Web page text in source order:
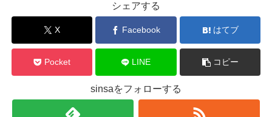
シェアする
X Facebook はてブ
Pocket LINE コピー
sinsaをフォローする